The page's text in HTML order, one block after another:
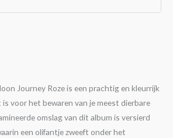
Journey Roze is een prachtig en kleurrijk
voor het bewaren van je meest dierbare
omslag van dit album is versierd
een olifantje zweeft onder het